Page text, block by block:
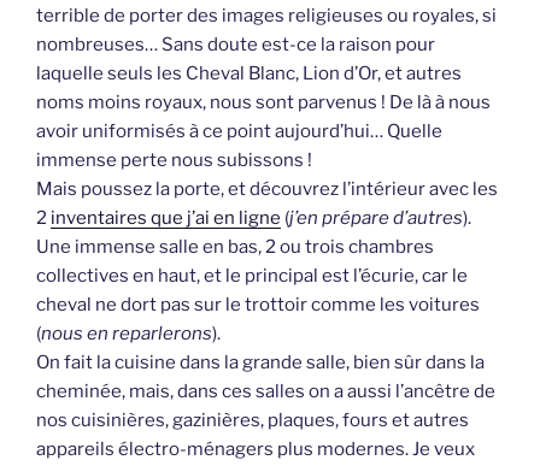
terrible de porter des images religieuses ou royales, si
nombreuses… Sans doute est-ce la raison pour
laquelle seuls les Cheval Blanc, Lion d’Or, et autres
noms moins royaux, nous sont parvenus ! De là à nous
avoir uniformisés à ce point aujourd’hui… Quelle
immense perte nous subissons !
Mais poussez la porte, et découvrez l’intérieur avec les
2 inventaires que j’ai en ligne (j’en prépare d’autres).
Une immense salle en bas, 2 ou trois chambres
collectives en haut, et le principal est l’écurie, car le
cheval ne dort pas sur le trottoir comme les voitures
(nous en reparlerons).
On fait la cuisine dans la grande salle, bien sûr dans la
cheminée, mais, dans ces salles on a aussi l’ancêtre de
nos cuisinières, gazinières, plaques, fours et autres
appareils électro-ménagers plus modernes. Je veux